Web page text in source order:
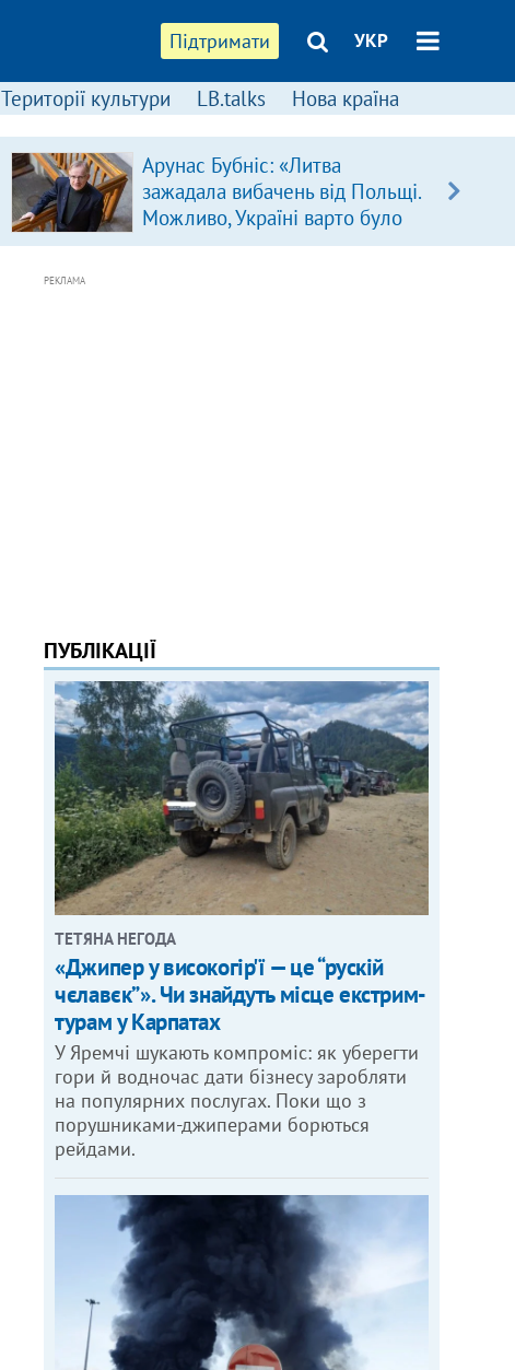
Підтримати УКР
Території культури LB.talks Нова країна
Арунас Бубніс: «Литва
зажадала вибачень від Польщі.
Можливо, Україні варто було
зробити так само»
РЕКЛАМА
ПУБЛІКАЦІЇ
ТЕТЯНА НЕГОДА
«Джипер у високогір'ї — це “рускій
чєлавєк”». Чи знайдуть місце екстрим-
турам у Карпатах
У Яремчі шукають компроміс: як уберегти
гори й водночас дати бізнесу заробляти
на популярних послугах. Поки що з
порушниками-джиперами борються
рейдами.